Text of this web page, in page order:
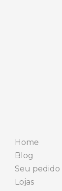
Home
Blog
Seu pedido
Lojas